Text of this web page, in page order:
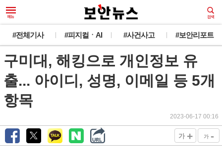
#전체기사 #피지컬ㆍAI #사건사고 #보안리포트
구미대, 해킹으로 개인정보 유
출... 아이디, 성명, 이메일 등 5개
항목
2023-06-17 00:16
가 + 가 -